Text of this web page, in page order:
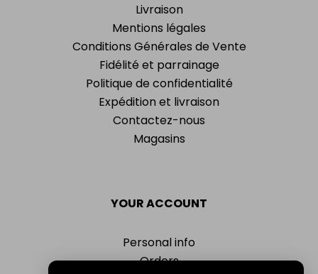
Livraison
Mentions légales
Conditions Générales de Vente
Fidélité et parrainage
Politique de confidentialité
Expédition et livraison
Contactez-nous
Magasins
YOUR ACCOUNT
Personal info
Orders